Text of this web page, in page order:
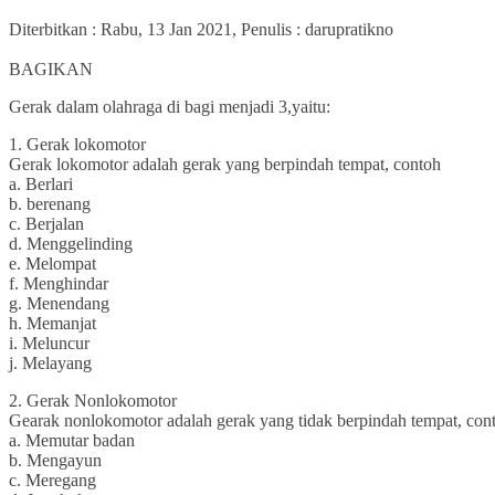
Diterbitkan : Rabu, 13 Jan 2021, Penulis : darupratikno
BAGIKAN
Gerak dalam olahraga di bagi menjadi 3,yaitu:
1. Gerak lokomotor
Gerak lokomotor adalah gerak yang berpindah tempat, contoh
a. Berlari
b. berenang
c. Berjalan
d. Menggelinding
e. Melompat
f. Menghindar
g. Menendang
h. Memanjat
i. Meluncur
j. Melayang
2. Gerak Nonlokomotor
Gearak nonlokomotor adalah gerak yang tidak berpindah tempat,
a. Memutar badan
b. Mengayun
c. Meregang